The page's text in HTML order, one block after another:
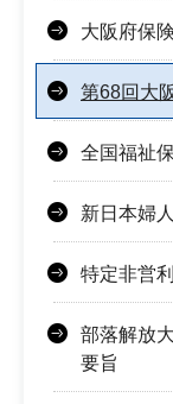
大阪府保
第68回大
全国福祉
新日本婦
特定非営
部落解放
要旨